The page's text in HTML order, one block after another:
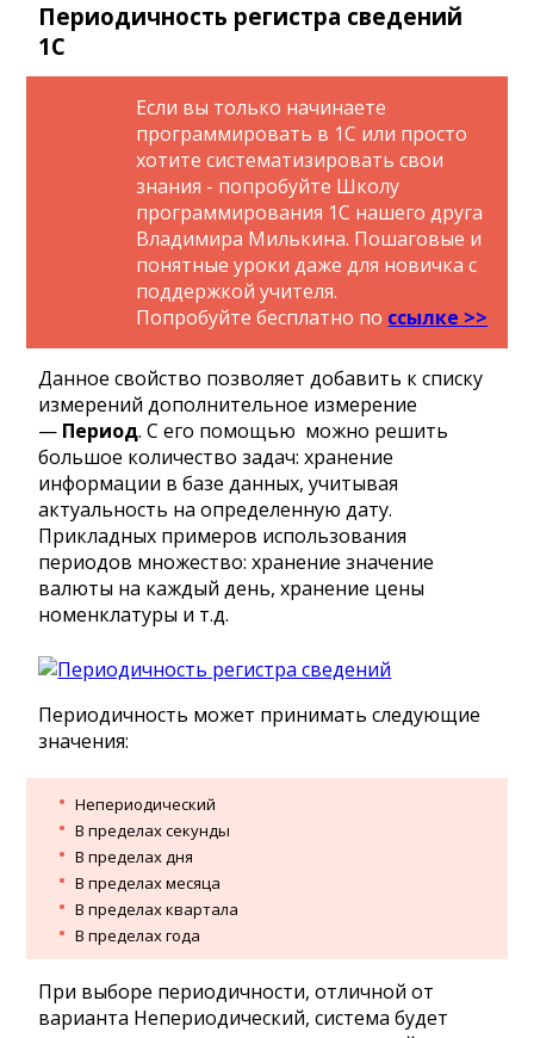
Периодичность регистра сведений
1C
Если вы только начинаете
программировать в 1С или просто
хотите систематизировать свои
знания - попробуйте Школу
программирования 1С нашего друга
Владимира Милькина. Пошаговые и
понятные уроки даже для новичка с
поддержкой учителя.
Попробуйте бесплатно по ссылке >>
Данное свойство позволяет добавить к списку
измерений дополнительное измерение
— Период. С его помощью можно решить
большое количество задач: хранение
информации в базе данных, учитывая
актуальность на определенную дату.
Прикладных примеров использования
периодов множество: хранение значение
валюты на каждый день, хранение цены
номенклатуры и т.д.
Периодичность может принимать следующие
значения:
Непериодический
В пределах секунды
В пределах дня
В пределах месяца
В пределах квартала
В пределах года
При выборе периодичности, отличной от
варианта Непериодический, система будет